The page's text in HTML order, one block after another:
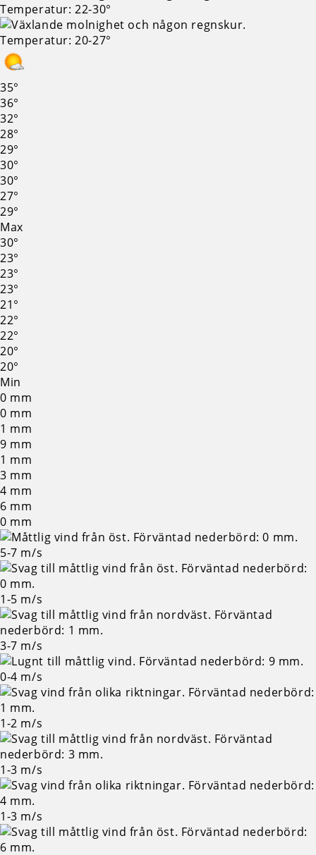
35°
36°
32°
28°
29°
30°
30°
27°
29°
Max
30°
23°
23°
23°
21°
22°
22°
20°
20°
Min
0 mm
0 mm
1 mm
9 mm
1 mm
3 mm
4 mm
6 mm
0 mm
5-7 m/s
1-5 m/s
3-7 m/s
0-4 m/s
1-2 m/s
1-3 m/s
1-3 m/s